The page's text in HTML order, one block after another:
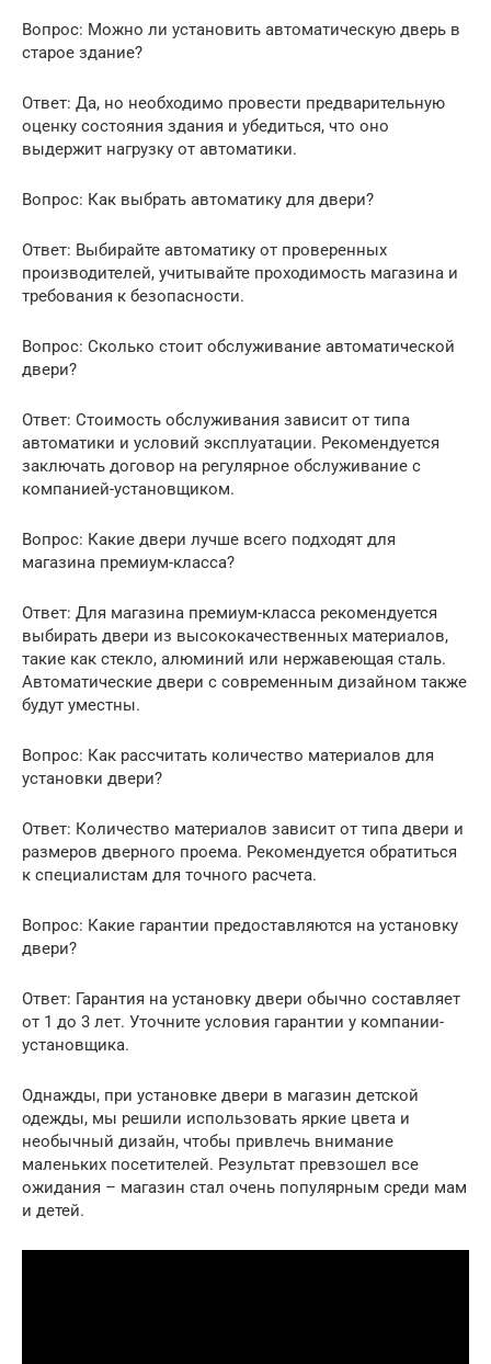
Вопрос: Можно ли установить автоматическую дверь в
старое здание?
Ответ: Да, но необходимо провести предварительную
оценку состояния здания и убедиться, что оно
выдержит нагрузку от автоматики.
Вопрос: Как выбрать автоматику для двери?
Ответ: Выбирайте автоматику от проверенных
производителей, учитывайте проходимость магазина и
требования к безопасности.
Вопрос: Сколько стоит обслуживание автоматической
двери?
Ответ: Стоимость обслуживания зависит от типа
автоматики и условий эксплуатации. Рекомендуется
заключать договор на регулярное обслуживание с
компанией-установщиком.
Вопрос: Какие двери лучше всего подходят для
магазина премиум-класса?
Ответ: Для магазина премиум-класса рекомендуется
выбирать двери из высококачественных материалов,
такие как стекло, алюминий или нержавеющая сталь.
Автоматические двери с современным дизайном также
будут уместны.
Вопрос: Как рассчитать количество материалов для
установки двери?
Ответ: Количество материалов зависит от типа двери и
размеров дверного проема. Рекомендуется обратиться
к специалистам для точного расчета.
Вопрос: Какие гарантии предоставляются на установку
двери?
Ответ: Гарантия на установку двери обычно составляет
от 1 до 3 лет. Уточните условия гарантии у компании-
установщика.
Однажды, при установке двери в магазин детской
одежды, мы решили использовать яркие цвета и
необычный дизайн, чтобы привлечь внимание
маленьких посетителей. Результат превзошел все
ожидания – магазин стал очень популярным среди мам
и детей.